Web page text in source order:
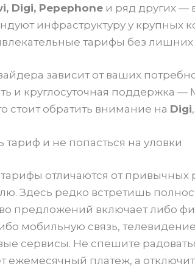
Digi, Pepephoneи ряд других —
инфраструктуру у крупных
тарифы без лишних
зависит от ваших
и круглосуточная поддержка
стоит обратить внимание на Digi,
тариф и не попасться на уловки
отличаются от привычных
Здесь редко встретишь
предложений включает либо
мобильную связь,
сервисы. Не спешите
ежемесячный платеж, а